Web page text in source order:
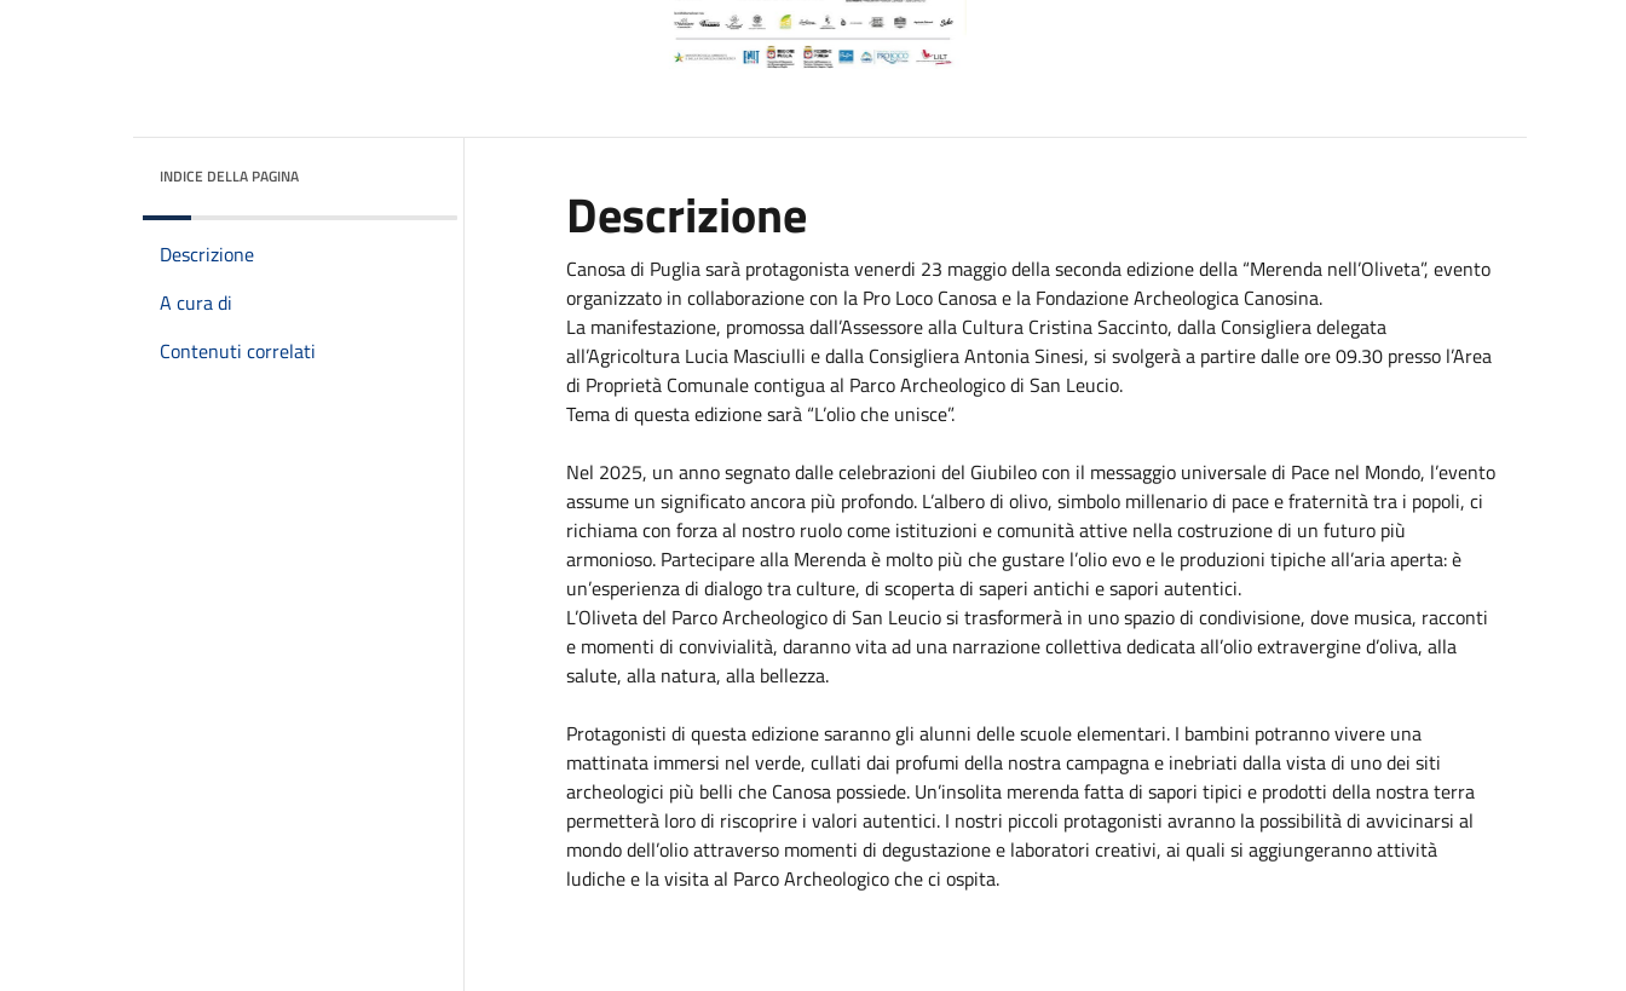
INDICE DELLA PAGINA
Descrizione
A cura di
Contenuti correlati
Descrizione
Canosa di Puglia sarà protagonista venerdi 23 maggio della seconda edizione della “Merenda nell’Oliveta”, evento
organizzato in collaborazione con la Pro Loco Canosa e la Fondazione Archeologica Canosina.
La manifestazione, promossa dall’Assessore alla Cultura Cristina Saccinto, dalla Consigliera delegata
all’Agricoltura Lucia Masciulli e dalla Consigliera Antonia Sinesi, si svolgerà a partire dalle ore 09.30 presso l’Area
di Proprietà Comunale contigua al Parco Archeologico di San Leucio.
Tema di questa edizione sarà “L’olio che unisce”.
Nel 2025, un anno segnato dalle celebrazioni del Giubileo con il messaggio universale di Pace nel Mondo, l’evento
assume un significato ancora più profondo. L’albero di olivo, simbolo millenario di pace e fraternità tra i popoli, ci
richiama con forza al nostro ruolo come istituzioni e comunità attive nella costruzione di un futuro più
armonioso. Partecipare alla Merenda è molto più che gustare l’olio evo e le produzioni tipiche all’aria aperta: è
un’esperienza di dialogo tra culture, di scoperta di saperi antichi e sapori autentici.
L’Oliveta del Parco Archeologico di San Leucio si trasformerà in uno spazio di condivisione, dove musica, racconti
e momenti di convivialità, daranno vita ad una narrazione collettiva dedicata all’olio extravergine d’oliva, alla
salute, alla natura, alla bellezza.
Protagonisti di questa edizione saranno gli alunni delle scuole elementari. I bambini potranno vivere una
mattinata immersi nel verde, cullati dai profumi della nostra campagna e inebriati dalla vista di uno dei siti
archeologici più belli che Canosa possiede. Un’insolita merenda fatta di sapori tipici e prodotti della nostra terra
permetterà loro di riscoprire i valori autentici. I nostri piccoli protagonisti avranno la possibilità di avvicinarsi al
mondo dell’olio attraverso momenti di degustazione e laboratori creativi, ai quali si aggiungeranno attività
ludiche e la visita al Parco Archeologico che ci ospita.